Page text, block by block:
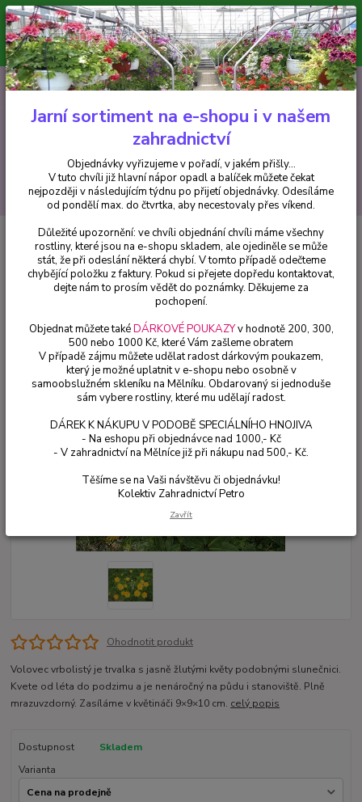
Minimální hodnota pro odeslání z e-shopu je 300 Kč.
V tuto chvíli již hlavní nápor objednávek opadl a balíček můžete čekat
nejpozději v následujícím týdnu po přijetí objednávky. Objednávky
vyřizujeme v pořadí, v jakém přišly...
CZK
Hledat
+420 602 223 614 0ks
za0 Kč
Trvalky
Buphthalmum salicifolium Goldem Yellow- Volovec
vrbolistý,Volské oko - cena na prodejně
Buphthalmum salicifolium
Goldem Yellow- Volovec
vrbolistý,Volské oko - cena na
prodejně
Ohodnotit produkt
Volovec vrbolistý je trvalka s jasně žlutými květy podobnými slunečnici.
Kvete od léta do podzimu a je nenáročný na půdu i stanoviště. Plně
mrazuvzdorný. Zasíláme v květináči 9×9×10 cm. celý popis
Dostupnost
Skladem
Varianta
Jarní sortiment na e-shopu i v našem
zahradnictví
Objednávky vyřizujeme v pořadí, v jakém přišly...
V tuto chvíli již hlavní nápor opadl a balíček můžete čekat
nejpozději v následujícím týdnu po přijetí objednávky. Odesíláme
od pondělí max. do čtvrtka, aby necestovaly přes víkend.
Důležité upozornění: ve chvíli objednání chvíli máme všechny
rostliny, které jsou na e-shopu skladem, ale ojediněle se může
stát, že při odeslání některá chybí. V tomto případě odečteme
chybějící položku z faktury. Pokud si přejete dopředu kontaktovat,
dejte nám to prosím vědět do poznámky. Děkujeme za
pochopení.
Objednat můžete takéDÁRKOVÉ POUKAZYv hodnotě 200, 300,
500 nebo 1000 Kč, které Vám zašleme obratem
V případě zájmu můžete udělat radost dárkovým poukazem,
který je možné uplatnit v e-shopu nebo osobně v
samoobslužném skleníku na Mělníku. Obdarovaný si jednoduše
sám vybere rostliny, které mu udělají radost.
DÁREK K NÁKUPU V PODOBĚ SPECIÁLNÍHO HNOJIVA
- Na eshopu při objednávce nad 1000,- Kč
- V zahradnictví na Mělníce již při nákupu nad 500,- Kč.
Těšíme se na Vaši návštěvu či objednávku!
Kolektiv Zahradnictví Petro
Zavřít